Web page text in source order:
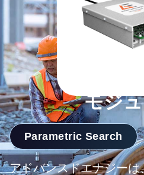
モジ
Parametric Search
アドバンスドエナジー